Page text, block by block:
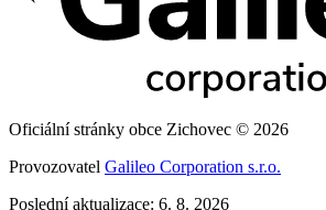
Oficiální stránky obce Zichovec © 2026
Provozovatel Galileo Corporation s.r.o.
Poslední aktualizace: 6. 8. 2026